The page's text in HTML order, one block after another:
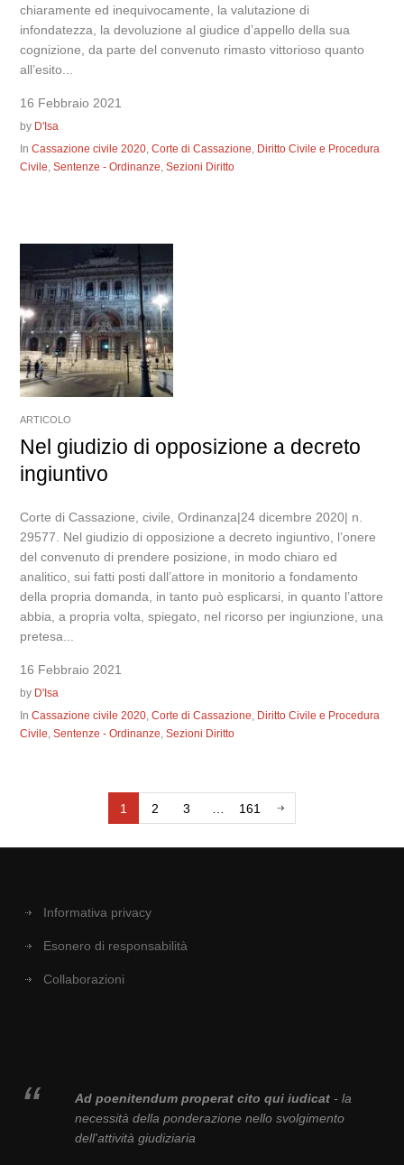
chiaramente ed inequivocamente, la valutazione di
infondatezza, la devoluzione al giudice d’appello della sua
cognizione, da parte del convenuto rimasto vittorioso quanto
all’esito...
16 Febbraio 2021
by D'Isa
InCassazione civile 2020,Corte di Cassazione, Diritto Civile e Procedura
Civile,Sentenze - Ordinanze,Sezioni Diritto
ARTICOLO
Nel giudizio di opposizione a decreto
ingiuntivo
Corte di Cassazione, civile, Ordinanza|24 dicembre 2020| n.
29577. Nel giudizio di opposizione a decreto ingiuntivo, l’onere
del convenuto di prendere posizione, in modo chiaro ed
analitico, sui fatti posti dall’attore in monitorio a fondamento
della propria domanda, in tanto può esplicarsi, in quanto l’attore
abbia, a propria volta, spiegato, nel ricorso per ingiunzione, una
pretesa...
16 Febbraio 2021
by D'Isa
InCassazione civile 2020,Corte di Cassazione, Diritto Civile e Procedura
Civile,Sentenze - Ordinanze,Sezioni Diritto
1 2 3 161
Informativa privacy
Esonero di responsabilità
Collaborazioni
Ad poenitendum properat cito qui iudicat- la
necessità della ponderazione nello svolgimento
dell'attività giudiziaria